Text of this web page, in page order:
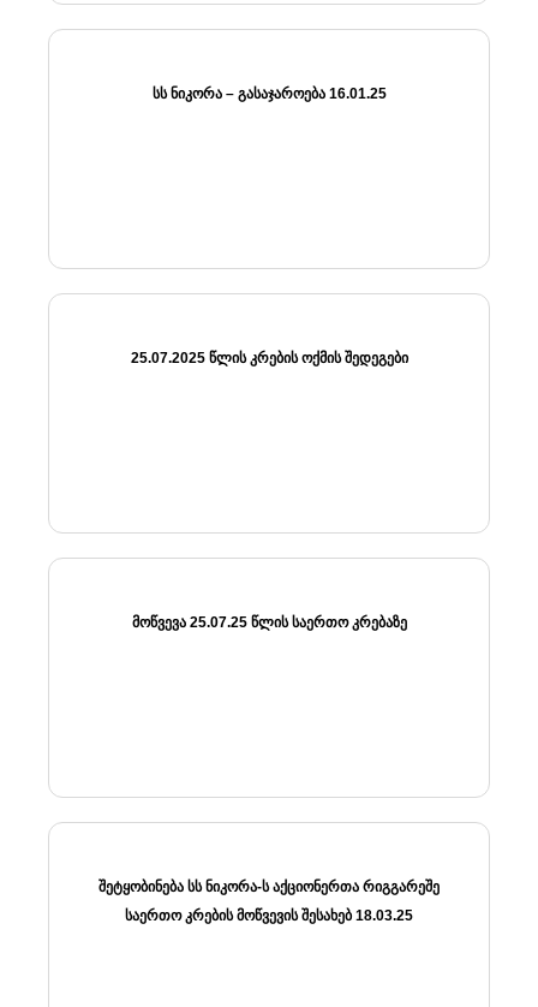
ᲡᲡ ᲜᲘᲙᲝᲠᲐ – ᲒᲐᲡᲐᲯᲐᲠᲝᲔᲑᲐ 16.01.25
25.07.2025 ᲬᲚᲘᲡ ᲙᲠᲔᲑᲘᲡ ᲝᲥᲛᲘᲡ ᲨᲔᲓᲔᲒᲔᲑᲘ
ᲛᲝᲬᲕᲔᲕᲐ 25.07.25 ᲬᲚᲘᲡ ᲡᲐᲔᲠᲗᲝ ᲙᲠᲔᲑᲐᲖᲔ
ᲨᲔᲢᲧᲝᲑᲘᲜᲔᲑᲐ ᲡᲡ ᲜᲘᲙᲝᲠᲐ-Ს ᲐᲥᲪᲘᲝᲜᲔᲠᲗᲐ ᲠᲘᲒᲒᲐᲠᲔᲨᲔ
ᲡᲐᲔᲠᲗᲝ ᲙᲠᲔᲑᲘᲡ ᲛᲝᲬᲕᲔᲕᲘᲡ ᲨᲔᲡᲐᲮᲔᲑ 18.03.25